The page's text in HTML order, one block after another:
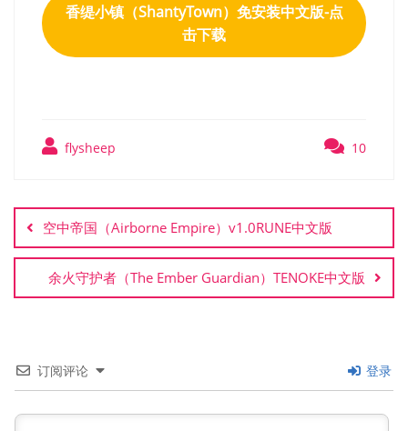
香缇小镇（ShantyTown）免安装中文版-点
击下载
flysheep 10
章
导
航
空中帝国（Airborne Empire）v1.0RUNE中文版
余火守护者（The Ember Guardian）TENOKE中文版
订阅评论 登录